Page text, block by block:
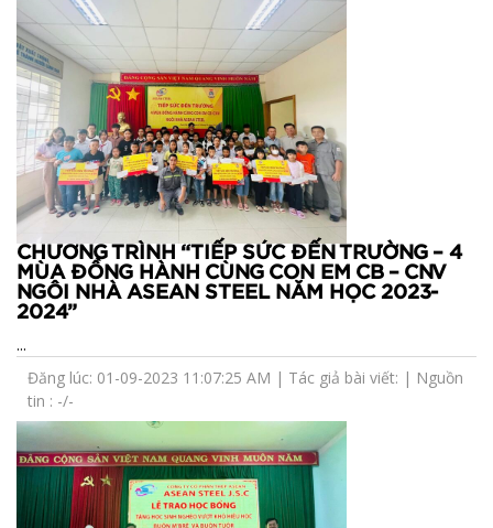
CHƯƠNG TRÌNH “TIẾP SỨC ĐẾN TRƯỜNG – 4
MÙA ĐỒNG HÀNH CÙNG CON EM CB – CNV
NGÔI NHÀ ASEAN STEEL NĂM HỌC 2023-
2024”
...
Đăng lúc: 01-09-2023 11:07:25 AM | Tác giả bài viết: | Nguồn
tin : -/-